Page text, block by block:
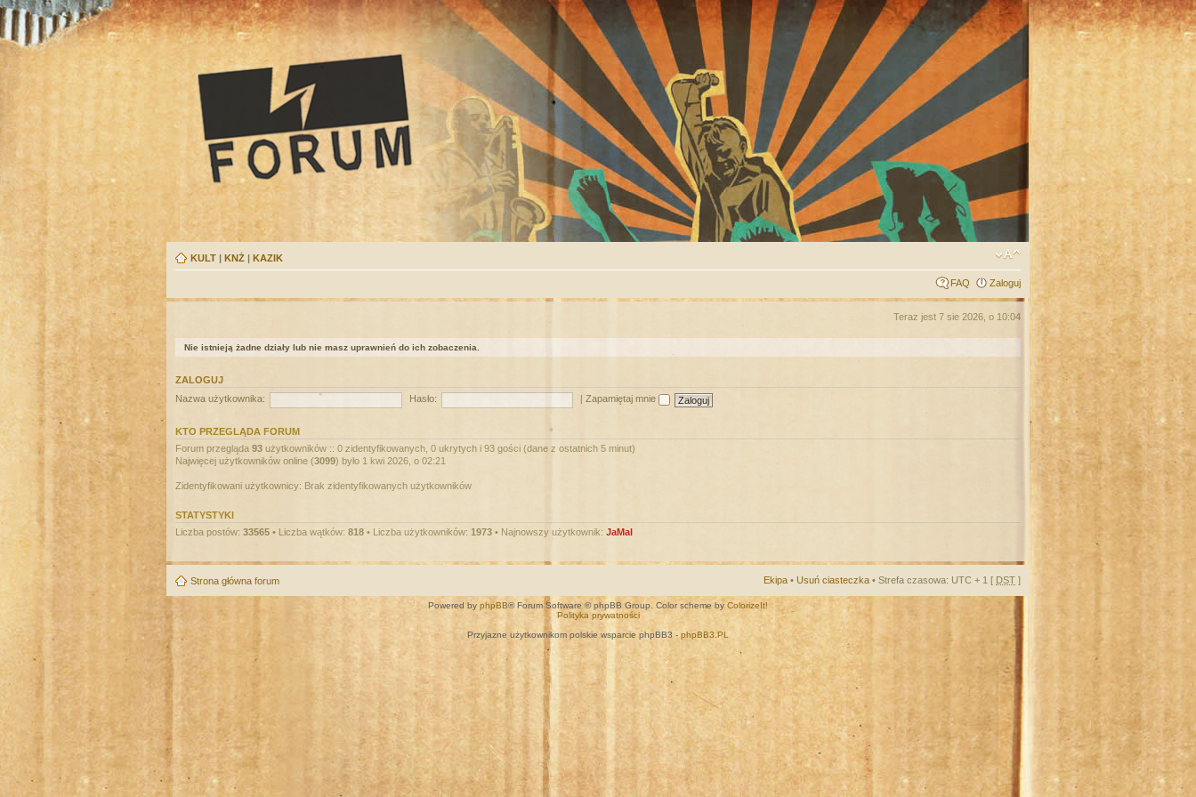
KULT | KNŻ | KAZIK
FAQ Zaloguj
Teraz jest 7 sie 2026, o 10:04
Nie istnieją żadne działy lub nie masz uprawnień do ich zobaczenia.
ZALOGUJ
Nazwa użytkownika:
Hasło: Zapamiętaj mnie
KTO PRZEGLĄDA FORUM
Forum przegląda 93 użytkowników :: 0 zidentyfikowanych, 0 ukrytych i 93 gości (dane z ostatnich 5 minut)
Najwięcej użytkowników online (3099) było 1 kwi 2026, o 02:21
Zidentyfikowani użytkownicy: Brak zidentyfikowanych użytkowników
STATYSTYKI
Liczba postów: 33565 • Liczba wątków: 818 • Liczba użytkowników: 1973 • Najnowszy użytkownik: JaMal
Strona główna forum Ekipa • Usuń ciasteczka • Strefa czasowa: UTC + 1 [ DST ]
Powered by phpBB® Forum Software © phpBB Group. Color scheme by ColorizeIt!
Polityka prywatności
Przyjazne użytkownikom polskie wsparcie phpBB3 - phpBB3.PL